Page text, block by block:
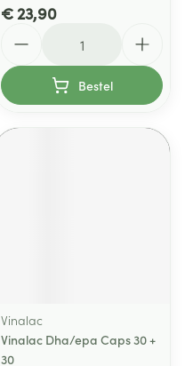
€ 23,90
Bestel
Vinalac
Vinalac Dha/epa Caps 30 +
30